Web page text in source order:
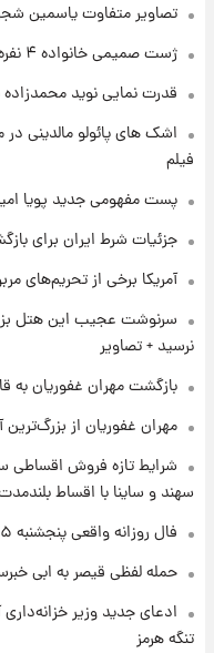
نام
سود
کار
۱ روز پیش
۱ روز پیش
۱۲۹۰ شمسی
تصاویر متفاوت یاسمین
ژست صمیمی خانواده ۴ نفره شیلا خداداد پربازدید شد + عکس
قدرت نمایی نوید
اشک های پائولو مالدینی
فیلم
پست مفهومی جدید پویا
جزئیات شرط ایران برای
آمریکا برخی از تحریم‌های
سرنوشت عجیب این هتل
نرسید + تصاویر
بازگشت مهران غفوریان به
مهران غفوریان از
شرایط تازه فروش اقساطی
سهند و ساینا با اقساط
فال روزانه واقعی پنجشنبه ۱۵ مرداد ۱۴۰۵
حمله لفظی قیصر به ابی
ادعای جدید وزیر
تنگه هرمز